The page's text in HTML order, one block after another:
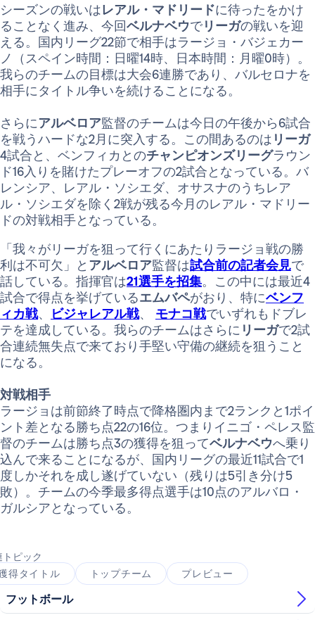
シーズンの戦いはレアル・マドリードに待ったをかけ
ることなく進み、今回ベルナベウでリーガの戦いを迎
える。国内リーグ22節で相手はラージョ・バジェカー
ノ（スペイン時間：日曜14時、日本時間：月曜0時）。
我らのチームの目標は大会6連勝であり、バルセロナを
相手にタイトル争いを続けることになる。
さらにアルベロア監督のチームは今日の午後から6試合
を戦うハードな2月に突入する。この間あるのは リーガ
4試合と、ベンフィカとのチャンピオンズリーグラウン
ド16入りを賭けたプレーオフの2試合となっている。バ
レンシア、レアル・ソシエダ、オサスナのうちレア
ル・ソシエダを除く2戦が残る今月のレアル・マドリー
ドの対戦相手となっている。
「我々がリーガを狙って行くにあたりラージョ戦の勝
利は不可欠」と アルベロア監督は試合前の記者会見で
話している。指揮官は21選手を招集。この中には最近4
試合で得点を挙げているエムバペがおり、特にベンフ
ィカ戦、 ビジャレアル戦、 モナコ戦でいずれもドブレ
テを達成している。我らのチームはさらに リーガで2試
合連続無失点で来ており手堅い守備の継続を狙うこと
になる。
対戦相手
ラージョは前節終了時点で降格圏内まで2ランクと1ポイ
ント差となる勝ち点22の16位。つまりイニゴ・ペレス監
督のチームは勝ち点3の獲得を狙ってベルナベウへ乗り
込んで来ることになるが、国内リーグの最近11試合で1
度しかそれを成し遂げていない（残りは5引き分け5
敗）。チームの今季最多得点選手は10点のアルバロ・
ガルシアとなっている。
トピック
得タイトル
トップチーム プレビュー
フットボール